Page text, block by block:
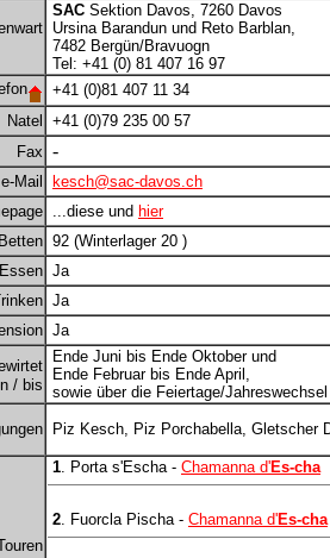
SAC Sektion Davos, 7260 Davos
Ursina Barandun und Reto Barblan,
7482 Bergün/Bravuogn
Tel: +41 (0) 81 407 16 97
+41 (0)81 407 11 34
Natel
+41 (0)79 235 00 57
Fax -
e-Mail
kesch@sac-davos.ch
...diese und hier
Betten 92 (Winterlager 20 )
Essen Ja
Ja
Ja
/ bis
Ende Juni bis Ende Oktober und
Ende Februar bis Ende April,
sowie über die Feiertage/Jahreswechsel
Piz Kesch, Piz Porchabella, Gletscher
1. Porta s'Escha - Chamanna d'Es-cha
2. Fuorcla Pischa - Chamanna d'Es-cha